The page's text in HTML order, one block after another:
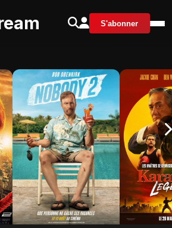
S'abonner